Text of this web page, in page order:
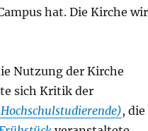
hat. Die Kirche
Nutzung der Kirche
sich Kritik der
, die